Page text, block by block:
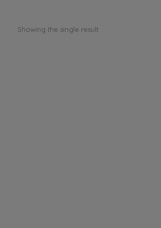
Showing the single result